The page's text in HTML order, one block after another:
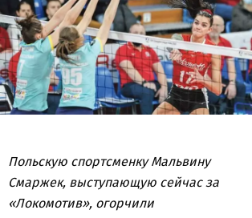
Польскую спортсменку Мальвину
Смаржек, выступающую сейчас за
«Локомотив», огорчили